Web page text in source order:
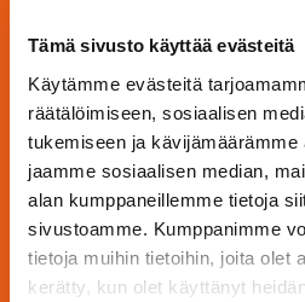
Tämä sivusto käyttää evästeitä
Käytämme evästeitä
räätälöimiseen, sosiaalisen
tukemiseen ja
jaamme sosiaalisen median,
alan kumppaneillemme tietoja
sivustoamme. Kumppanimme
tietoja muihin tietoihin, joita olet
kerätty, kun olet käyttänyt